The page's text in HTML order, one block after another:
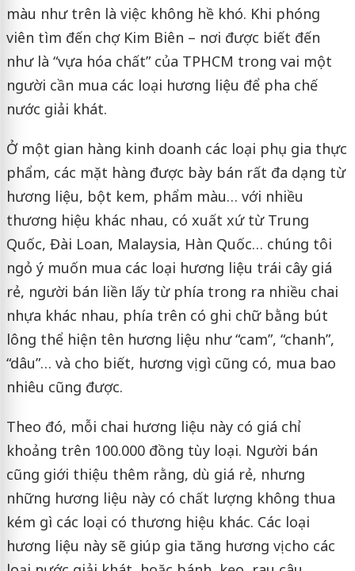
màu như trên là việc không hề khó. Khi phóng
viên tìm đến chợ Kim Biên – nơi được biết đến
như là “vựa hóa chất” của TPHCM trong vai một
người cần mua các loại hương liệu để pha chế
nước giải khát.
Ở một gian hàng kinh doanh các loại phụ gia thực
phẩm, các mặt hàng được bày bán rất đa dạng từ
hương liệu, bột kem, phẩm màu… với nhiều
thương hiệu khác nhau, có xuất xứ từ Trung
Quốc, Đài Loan, Malaysia, Hàn Quốc… chúng tôi
ngỏ ý muốn mua các loại hương liệu trái cây giá
rẻ, người bán liền lấy từ phía trong ra nhiều chai
nhựa khác nhau, phía trên có ghi chữ bằng bút
lông thể hiện tên hương liệu như “cam”, “chanh”,
“dâu”… và cho biết, hương vị gì cũng có, mua bao
nhiêu cũng được.
Theo đó, mỗi chai hương liệu này có giá chỉ
khoảng trên 100.000 đồng tùy loại. Người bán
cũng giới thiệu thêm rằng, dù giá rẻ, nhưng
những hương liệu này có chất lượng không thua
kém gì các loại có thương hiệu khác. Các loại
hương liệu này sẽ giúp gia tăng hương vị cho các